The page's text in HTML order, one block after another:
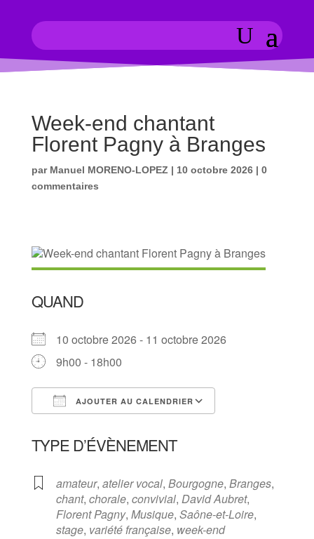
Week-end chantant
Florent Pagny à Branges
par Manuel MORENO-LOPEZ| 10 octobre 2026| 0
commentaires
QUAND
10 octobre 2026 - 11 octobre 2026
9h00 - 18h00
AJOUTER AU CALENDRIER
TYPE D’ÉVÈNEMENT
amateur, atelier vocal, Bourgogne, Branges,
chant, chorale, convivial, David Aubret,
Florent Pagny, Musique, Saône-et-Loire,
stage, variété française, week-end